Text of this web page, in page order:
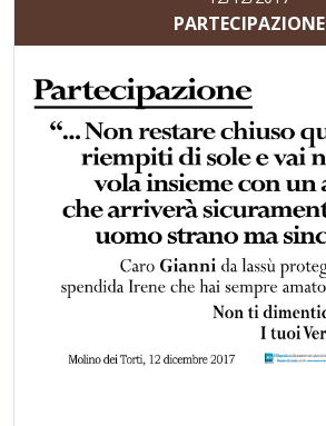
PARTECIPAZIONE